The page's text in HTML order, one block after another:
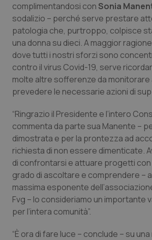
Liguria
Lombardia
Marche
Molise
Piemonte
Provincia Autonoma di
Provincia Autonoma di
Puglia
Disturbi dell’umore
Dolore
Donna & Salute
Epatiti
HIV
Infezioni & Febbre
Ipertensione & Scompenso
Malattie rare
complimentandosi con Sonia
sodalizio – perché serve prestare
patologia che, purtroppo, colpisce
una donna su dieci. A maggior
dove tutti i nostri sforzi sono
contro il virus Covid-19, serve
molte altre sofferenze da monitorare
prevedere le necessarie azioni di
“Ringrazio il Presidente e l’intero
commenta da parte sua Manente –
dimostrata e per la prontezza ad
richiesta di non essere dimenticate.
di confrontarsi e attuare progetti con
grado di ascoltare e comprendere –
massima esponente
Fvg – lo consideriamo un importante
per l’intera comunità”.
“È ora di fare luce – conclude – su